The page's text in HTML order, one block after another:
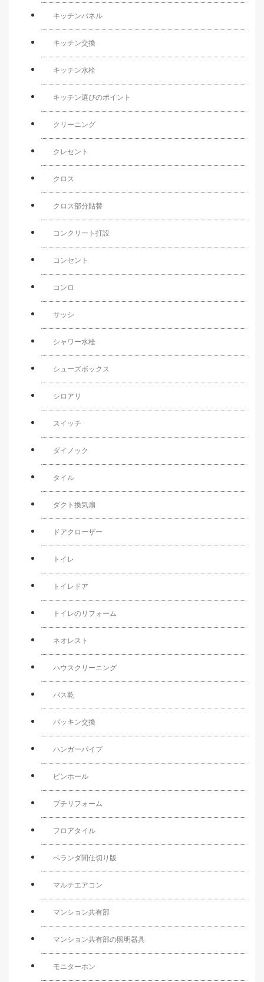
キッチンパネル
キッチン交換
キッチン水栓
キッチン選びのポイント
クリーニング
クレセント
クロス
クロス部分貼替
コンクリート打設
コンセント
コンロ
サッシ
シャワー水栓
シューズボックス
シロアリ
スイッチ
ダイノック
タイル
ダクト換気扇
ドアクローザー
トイレ
トイレドア
トイレのリフォーム
ネオレスト
ハウスクリーニング
バス乾
パッキン交換
ハンガーパイプ
ピンホール
プチリフォーム
フロアタイル
ベランダ間仕切り版
マルチエアコン
マンション共有部
マンション共有部の照明器具
モニターホン